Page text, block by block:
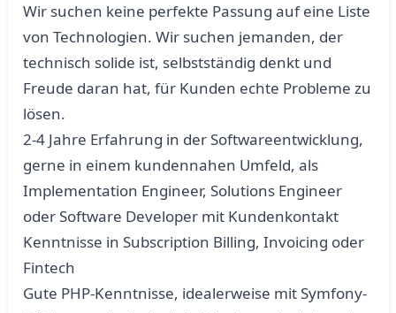
Wir suchen keine perfekte Passung auf eine Liste
von Technologien. Wir suchen jemanden, der
technisch solide ist, selbstständig denkt und
Freude daran hat, für Kunden echte Probleme zu
lösen.
2-4 Jahre Erfahrung in der Softwareentwicklung,
gerne in einem kundennahen Umfeld, als
Implementation Engineer, Solutions Engineer
oder Software Developer mit Kundenkontakt
Kenntnisse in Subscription Billing, Invoicing oder
Fintech
Gute PHP-Kenntnisse, idealerweise mit Symfony-